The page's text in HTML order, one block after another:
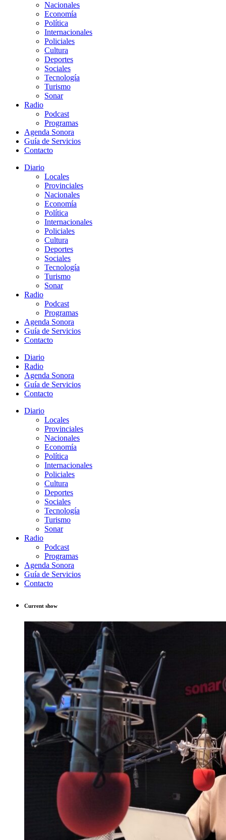
Nacionales
Economía
Política
Internacionales
Policiales
Cultura
Deportes
Sociales
Tecnología
Turismo
Sonar
Radio
Podcast
Programas
Agenda Sonora
Guía de Servicios
Contacto
Diario
Locales
Provinciales
Nacionales
Economía
Política
Internacionales
Policiales
Cultura
Deportes
Sociales
Tecnología
Turismo
Sonar
Radio
Podcast
Programas
Agenda Sonora
Guía de Servicios
Contacto
Diario
Radio
Agenda Sonora
Guía de Servicios
Contacto
Diario
Locales
Provinciales
Nacionales
Economía
Política
Internacionales
Policiales
Cultura
Deportes
Sociales
Tecnología
Turismo
Sonar
Radio
Podcast
Programas
Agenda Sonora
Guía de Servicios
Contacto
Current show